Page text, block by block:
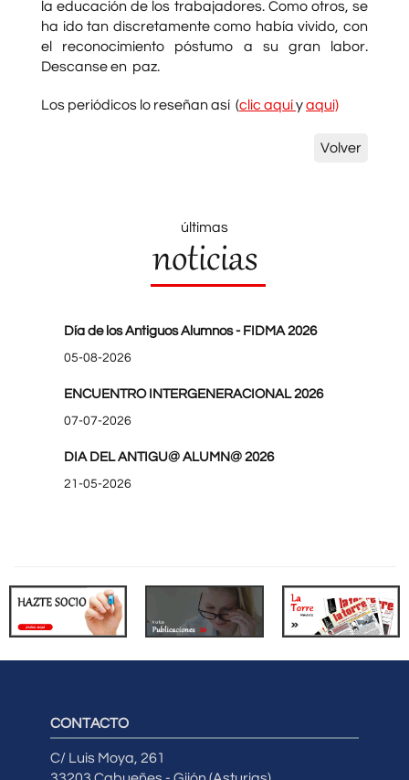
la educación de los trabajadores. Como otros, se
ha ido tan discretamente como había vivido, con
el reconocimiento póstumo a su gran labor.
Descanse en paz.
Los periódicos lo reseñan así (clic aquíyaqui)
Volver
últimas
noticias
Día de los Antiguos Alumnos - FIDMA 2026
05-08-2026
ENCUENTRO INTERGENERACIONAL 2026
07-07-2026
DIA DEL ANTIGU@ ALUMN@ 2026
21-05-2026
CONTACTO
C/ Luis Moya, 261